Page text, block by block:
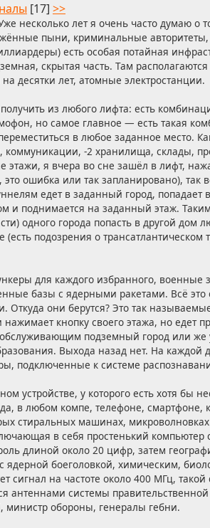
[17] >>
несколько лет я очень часто думаю о
пыни, криминальные
есть особая потайная
скрытая часть. Там
десятки лет, атомные электростанции.
из любого лифта: есть
но самое главное — есть такая
в любое заданное место.
коммуникации, -2 хранилища, склады,
этажи, я вчера во сне зашёл в лифт,
ошибка или так запланировано), так
едет в заданный город, попадает
и поднимается на заданный этаж.
одного города попасть в другой дом
(есть подозрения о
для каждого избранного, военные
базы с ядерными ракетами. Всё
Откуда они берутся? Это так
кнопку своего этажа, но едет
подземный город или
Выхода назад нет. На
подключенные к системе
устройстве, у которого есть хотя бы
в любом компе, телефоне, смартфоне,
стиральных машинах,
в себя простенький
длиной около 20 цифр, затем
ядерной боеголовкой, химическим,
сигнал на частоте около 400 МГц,
антеннами системы
министр обороны, генералы гебни.